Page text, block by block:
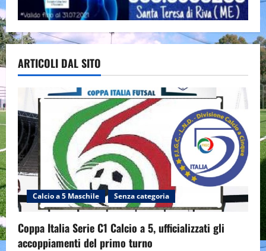
ARTICOLI DAL SITO
Calcio a 5 Maschile Senza categoria
Coppa Italia Serie C1 Calcio a 5, ufficializzati gli
accoppiamenti del primo turno